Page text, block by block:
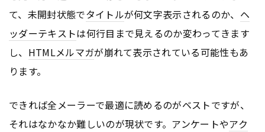
て、未開封状態でタイトルが何文字表示されるのか、 ヘ
ッダーテキストは何行目まで見えるのか変わってきます
し、 HTMLメルマガが崩れて表示されている可能性もあ
ります。
できれば全メーラーで最適に読めるのがベストですが、
それはなかなか難しいのが現状です。アンケートやアク